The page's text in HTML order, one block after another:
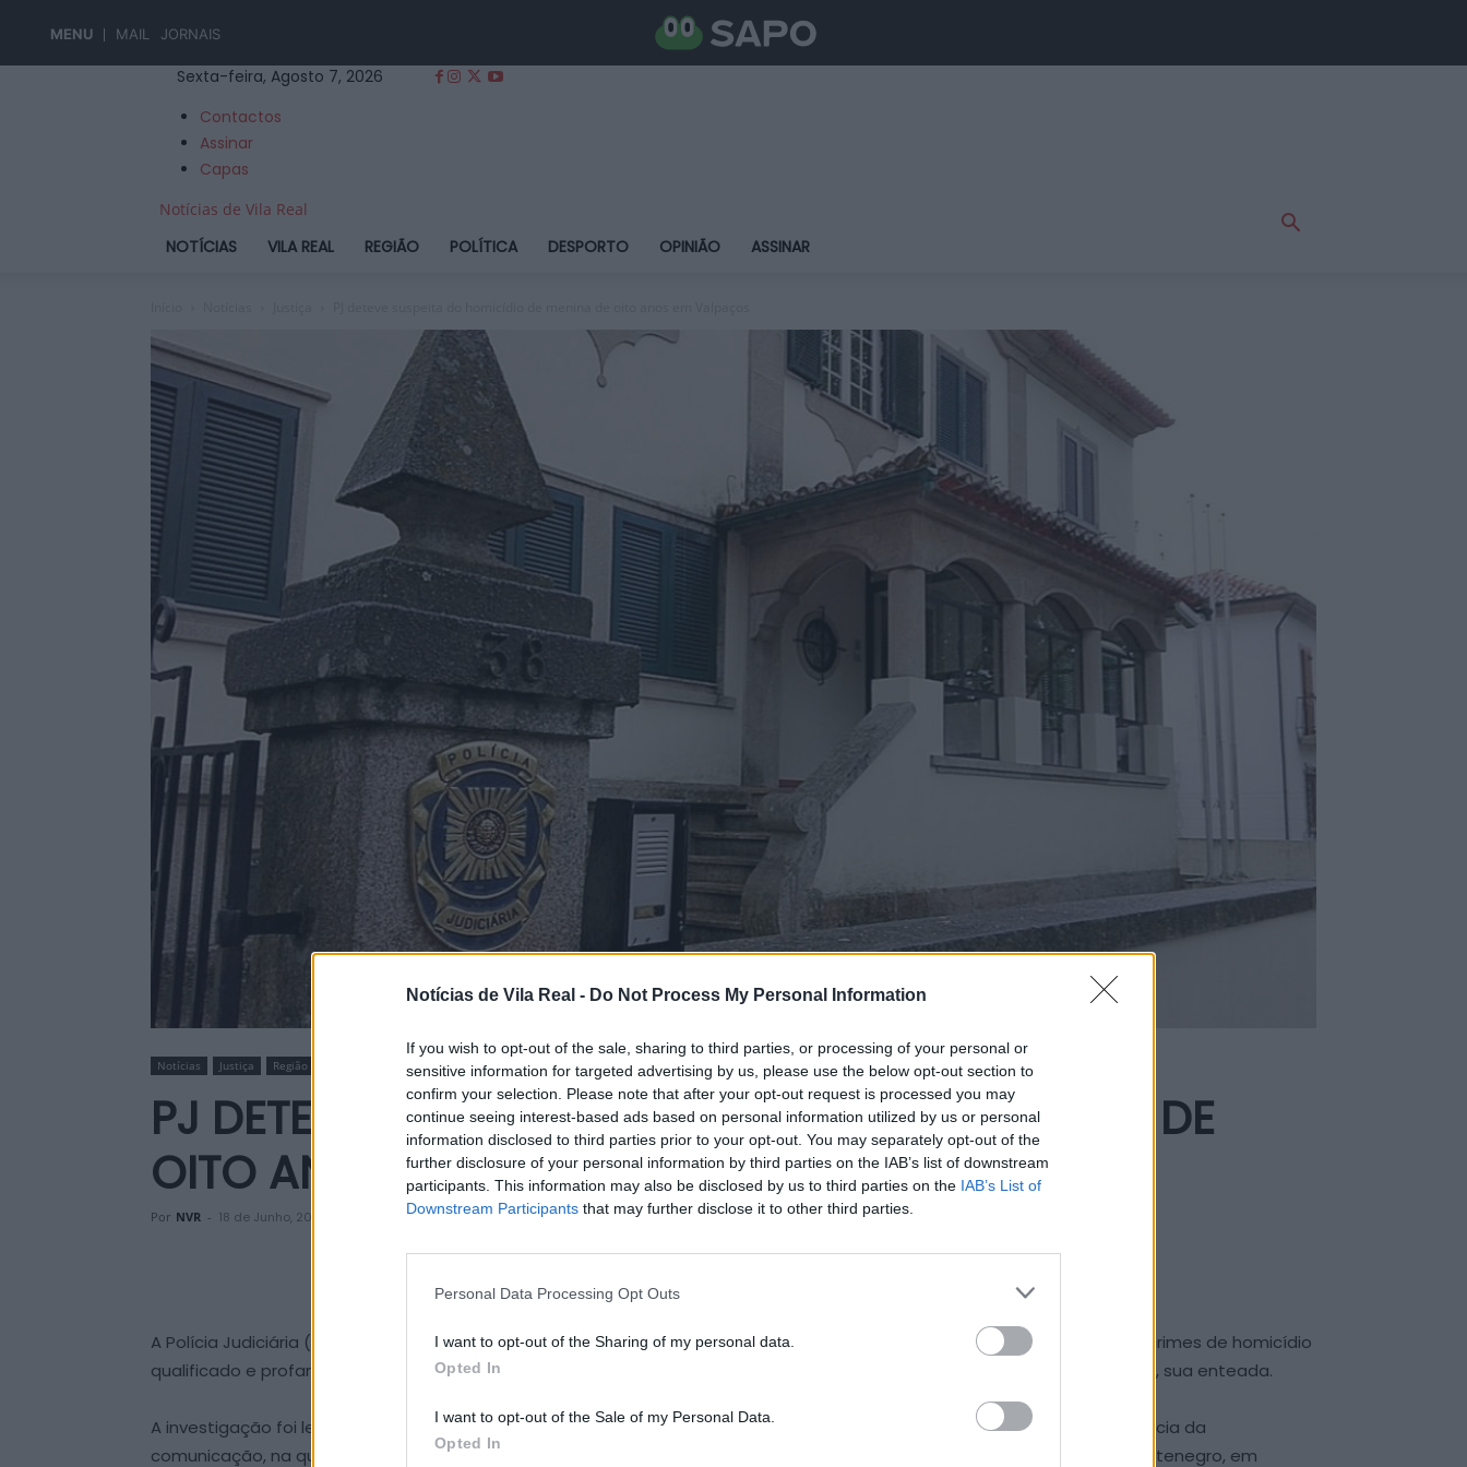
Notícias de Vila Real - Do Not Process My Personal Information
If you wish to opt-out of the sale, sharing to third parties, or processing of your personal or
sensitive information for targeted advertising by us, please use the below opt-out section to
confirm your selection. Please note that after your opt-out request is processed you may
continue seeing interest-based ads based on personal information utilized by us or personal
information disclosed to third parties prior to your opt-out. You may separately opt-out of the
further disclosure of your personal information by third parties on the IAB’s list of downstream
participants. This information may also be disclosed by us to third parties on the IAB’s List of
Downstream Participants that may further disclose it to other third parties.
Personal Data Processing Opt Outs
I want to opt-out of the Sharing of my personal data.
Opted In
I want to opt-out of the Sale of my Personal Data.
Opted In
MENU MAIL JORNAIS
Sexta-feira, Agosto 7, 2026
Contactos
Assinar
Capas
Notícias de Vila Real
NOTÍCIAS VILA REAL REGIÃO POLÍTICA DESPORTO OPINIÃO ASSINAR
Notícias Justiça Região
PJ DETEVE SUSPEITA DO HOMICÍDIO DE MENINA DE
OITO ANOS EM VALPAÇOS
Por NVR - 18 de Junho, 2026
A Polícia Judiciária (PJ) de Vila Real identificou e deteve uma mulher, com 48 anos, fortemente indiciada pela prática dos crimes de homicídio
qualificado e profanação de cadáver, ocorridos no concelho de Vila Pouca de Aguiar, que vitimou uma menina, com 8 anos, sua enteada.
A investigação foi levada a cabo pelo Departamento de Investigação Criminal de Vila Real da PJ, tendo iniciado na sequência da
comunicação, na quarta-feira, ao final da tarde, do desaparecimento de uma criança, na localidade de Carrazedo de Montenegro, em